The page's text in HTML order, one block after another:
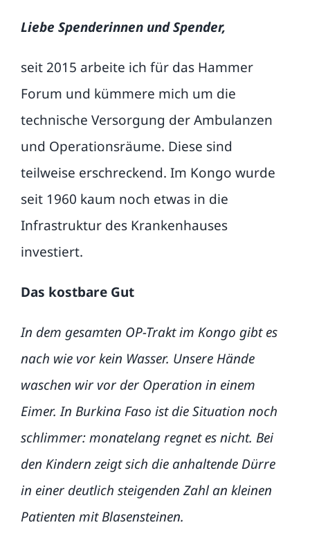
Liebe Spenderinnen und Spender,
seit 2015 arbeite ich für das Hammer
Forum und kümmere mich um die
technische Versorgung der Ambulanzen
und Operationsräume. Diese sind
teilweise erschreckend. Im Kongo wurde
seit 1960 kaum noch etwas in die
Infrastruktur des Krankenhauses
investiert.
Das kostbare Gut
In dem gesamten OP-Trakt im Kongo gibt es
nach wie vor kein Wasser. Unsere Hände
waschen wir vor der Operation in einem
Eimer. In Burkina Faso ist die Situation noch
schlimmer: monatelang regnet es nicht. Bei
den Kindern zeigt sich die anhaltende Dürre
in einer deutlich steigenden Zahl an kleinen
Patienten mit Blasensteinen.